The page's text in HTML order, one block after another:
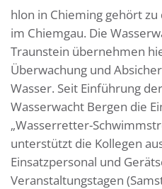
hlon in Chieming gehört
im Chiemgau. Die
Traunstein übernehmen
Überwachung und
Wasser. Seit Einführung
Wasserwacht Bergen die
„Wasserretter-
unterstützt die Kollegen
Einsatzpersonal und
Veranstaltungstagen